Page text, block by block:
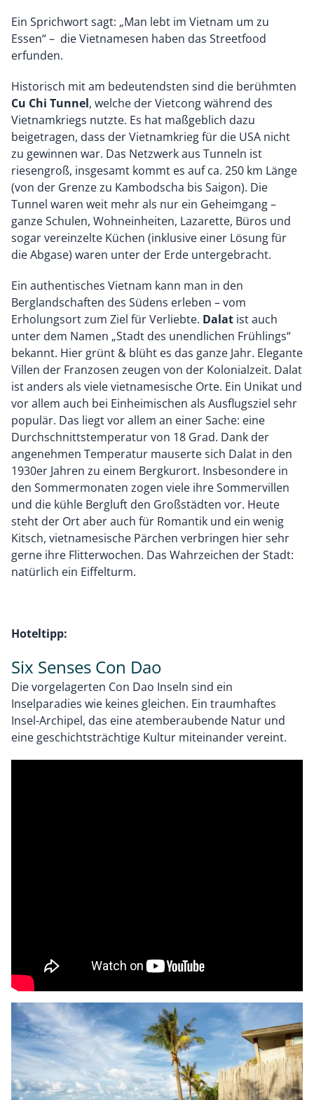
Ein Sprichwort sagt: „Man lebt im Vietnam um zu
Essen“ – die Vietnamesen haben das Streetfood
erfunden.
Historisch mit am bedeutendsten sind die berühmten
Cu Chi Tunnel, welche der Vietcong während des
Vietnamkriegs nutzte. Es hat maßgeblich dazu
beigetragen, dass der Vietnamkrieg für die USA nicht
zu gewinnen war. Das Netzwerk aus Tunneln ist
riesengroß, insgesamt kommt es auf ca. 250 km Länge
(von der Grenze zu Kambodscha bis Saigon). Die
Tunnel waren weit mehr als nur ein Geheimgang –
ganze Schulen, Wohneinheiten, Lazarette, Büros und
sogar vereinzelte Küchen (inklusive einer Lösung für
die Abgase) waren unter der Erde untergebracht.
Ein authentisches Vietnam kann man in den
Berglandschaften des Südens erleben – vom
Erholungsort zum Ziel für Verliebte. Dalat ist auch
unter dem Namen „Stadt des unendlichen Frühlings“
bekannt. Hier grünt & blüht es das ganze Jahr. Elegante
Villen der Franzosen zeugen von der Kolonialzeit. Dalat
ist anders als viele vietnamesische Orte. Ein Unikat und
vor allem auch bei Einheimischen als Ausflugsziel sehr
populär. Das liegt vor allem an einer Sache: eine
Durchschnittstemperatur von 18 Grad. Dank der
angenehmen Temperatur mauserte sich Dalat in den
1930er Jahren zu einem Bergkurort. Insbesondere in
den Sommermonaten zogen viele ihre Sommervillen
und die kühle Bergluft den Großstädten vor. Heute
steht der Ort aber auch für Romantik und ein wenig
Kitsch, vietnamesische Pärchen verbringen hier sehr
gerne ihre Flitterwochen. Das Wahrzeichen der Stadt:
natürlich ein Eiffelturm.
Hoteltipp:
Six Senses Con Dao
Die vorgelagerten Con Dao Inseln sind ein
Inselparadies wie keines gleichen. Ein traumhaftes
Insel-Archipel, das eine atemberaubende Natur und
eine geschichtsträchtige Kultur miteinander vereint.